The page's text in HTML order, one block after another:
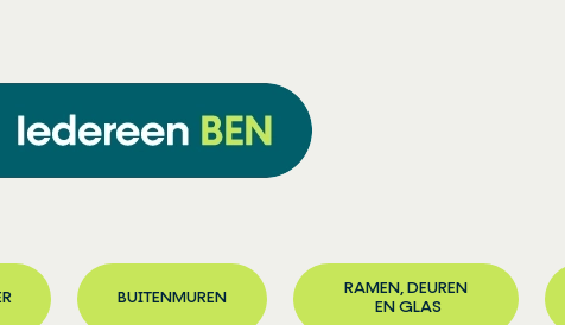
BUITENMUREN
RAMEN, DEUREN
EN GLAS